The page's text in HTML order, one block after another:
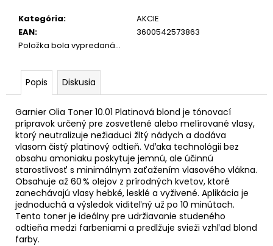
Kategória:
AKCIE
EAN:
3600542573863
Položka bola vypredaná…
Popis Diskusia
Garnier Olia Toner 10.01 Platinová blond je tónovací
prípravok určený pre zosvetlené alebo melírované vlasy,
ktorý neutralizuje nežiaduci žltý nádych a dodáva
vlasom čistý platinový odtieň. Vďaka technológii bez
obsahu amoniaku poskytuje jemnú, ale účinnú
starostlivosť s minimálnym zaťažením vlasového vlákna.
Obsahuje až 60 % olejov z prírodných kvetov, ktoré
zanechávajú vlasy hebké, lesklé a vyživené. Aplikácia je
jednoduchá a výsledok viditeľný už po 10 minútach.
Tento toner je ideálny pre udržiavanie studeného
odtieňa medzi farbeniami a predlžuje svieži vzhľad blond
farby.